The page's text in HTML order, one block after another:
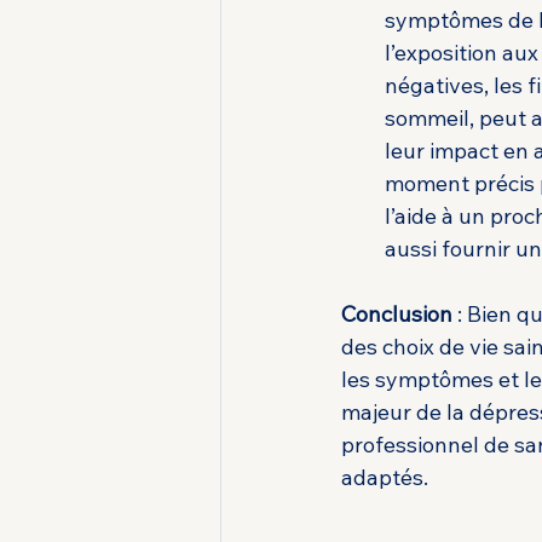
symptômes de
l’exposition
négatives, les
sommeil, peut
leur impact en
moment
l’aide à un
aussi fournir
Conclusion : Bien
des choix de vie
les symptômes et
majeur de la
professionnel de
adaptés.